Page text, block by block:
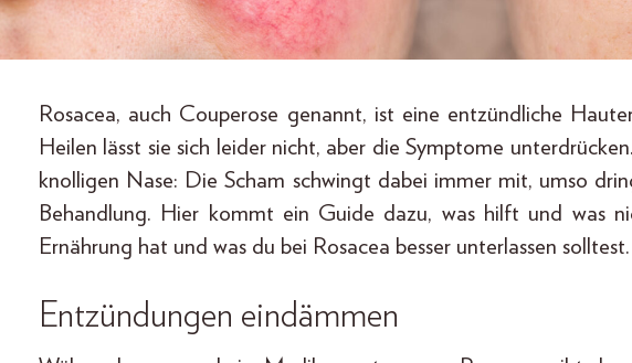
Rosacea, auch Couperose genannt, ist eine entzündliche
Heilen lässt sie sich leider nicht, aber die Symptome
knolligen Nase: Die Scham schwingt dabei immer mit, umso
Behandlung. Hier kommt ein Guide dazu, was hilft und was
Ernährung hat und was du bei Rosacea besser unterlassen solltest.
Entzündungen eindämmen